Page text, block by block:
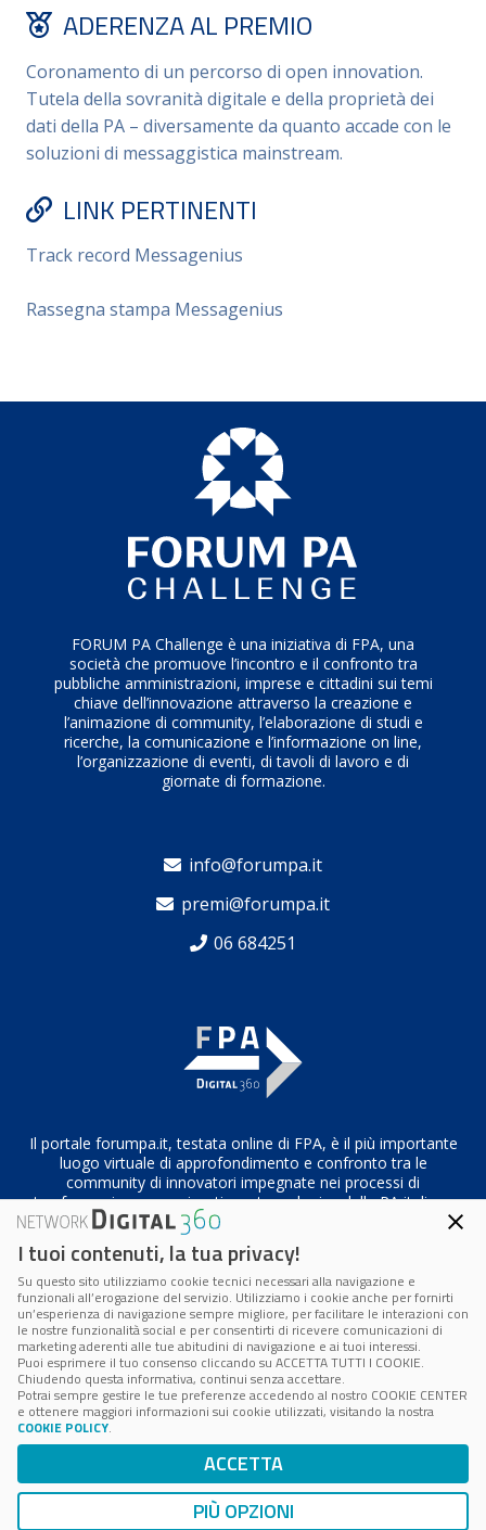
ADERENZA AL PREMIO
Coronamento di un percorso di open innovation.
Tutela della sovranità digitale e della proprietà dei
dati della PA – diversamente da quanto accade con le
soluzioni di messaggistica mainstream.
LINK PERTINENTI
Track record Messagenius
Rassegna stampa Messagenius
FORUM PA Challenge è una iniziativa di FPA, una
società che promuove l’incontro e il confronto tra
pubbliche amministrazioni, imprese e cittadini sui temi
chiave dell’innovazione attraverso la creazione e
l’animazione di community, l’elaborazione di studi e
ricerche, la comunicazione e l’informazione on line,
l’organizzazione di eventi, di tavoli di lavoro e di
giornate di formazione.
info@forumpa.it
premi@forumpa.it
06 684251
Il portale forumpa.it, testata online di FPA, è il più importante
luogo virtuale di approfondimento e confronto tra le
community di innovatori impegnate nei processi di
trasformazione organizzativa e tecnologica della PA italiana
Codice Fiscale/Partita IVA n. 10693191008 – R.E.A. Roma n.
1249791
Privacy & Cookie Policy|Cookie Center
I tuoi contenuti, la tua privacy!
Su questo sito utilizziamo cookie tecnici necessari alla navigazione e
funzionali all’erogazione del servizio. Utilizziamo i cookie anche per fornirti
un’esperienza di navigazione sempre migliore, per facilitare le interazioni con
le nostre funzionalità social e per consentirti di ricevere comunicazioni di
marketing aderenti alle tue abitudini di navigazione e ai tuoi interessi.
Puoi esprimere il tuo consenso cliccando su ACCETTA TUTTI I COOKIE.
Chiudendo questa informativa, continui senza accettare.
Potrai sempre gestire le tue preferenze accedendo al nostro COOKIE CENTER
e ottenere maggiori informazioni sui cookie utilizzati, visitando la nostra
COOKIE POLICY.
ACCETTA
PIÙ OPZIONI